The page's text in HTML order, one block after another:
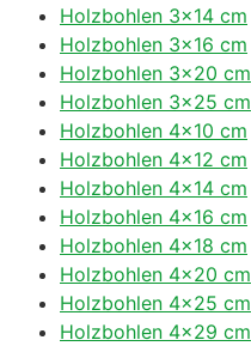
Holzbohlen 3×14 cm
Holzbohlen 3×16 cm
Holzbohlen 3×20 cm
Holzbohlen 3×25 cm
Holzbohlen 4×10 cm
Holzbohlen 4×12 cm
Holzbohlen 4×14 cm
Holzbohlen 4×16 cm
Holzbohlen 4×18 cm
Holzbohlen 4×20 cm
Holzbohlen 4×25 cm
Holzbohlen 4×29 cm